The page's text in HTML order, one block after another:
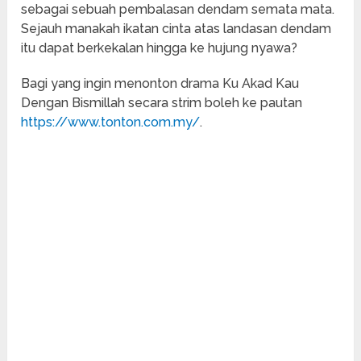
sebagai sebuah pembalasan dendam semata mata.
Sejauh manakah ikatan cinta atas landasan dendam
itu dapat berkekalan hingga ke hujung nyawa?
Bagi yang ingin menonton drama Ku Akad Kau
Dengan Bismillah secara strim boleh ke pautan
https://www.tonton.com.my/.